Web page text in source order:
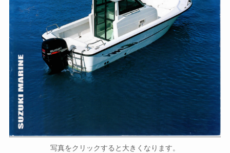
写真をクリックすると大きくなります。